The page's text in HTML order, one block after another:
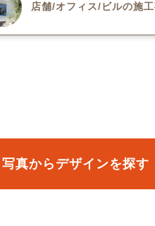
店舗/オフィス/ビルの施
写真からデザインを探す